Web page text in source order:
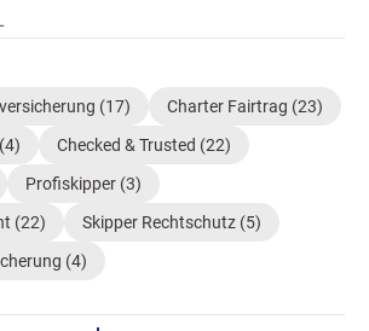
(17) Charter Fairtrag (23)
(4) Checked & Trusted (22)
Profiskipper (3)
(22) Skipper Rechtschutz (5)
(4)